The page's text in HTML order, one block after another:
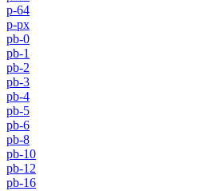
p-64
p-px
pb-0
pb-1
pb-2
pb-3
pb-4
pb-5
pb-6
pb-8
pb-10
pb-12
pb-16